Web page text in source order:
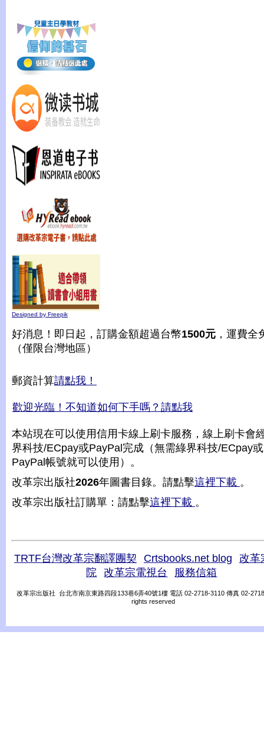
Designed by Freepik
好消息！即日起，訂購金額超過台幣1500元 ，運費全
（僅限台灣地區）
郵資計算請點我！
歡迎光臨！不知道如何下手嗎？請點我
本站現在可以使用信用卡線上刷卡服務，線上刷卡會
界科技/ECpay或PayPal完成（無需綠界科技/ECpay或
PayPal帳號就可以使用）。
改革宗出版社2026年圖書目錄。請點擊這裡下載 。
改革宗出版社訂購單：請點擊這裡下載 。
TRTF台灣改革宗翻譯團契 Crtsbooks.net blog
改革
院
改革宗電視台 服務信箱
改革宗出版社 台北市南京東路四段133巷6弄40號1樓 電話 02-2718-3110 傳真 02-
rights reserved